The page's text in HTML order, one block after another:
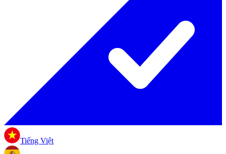
Tiếng Việt